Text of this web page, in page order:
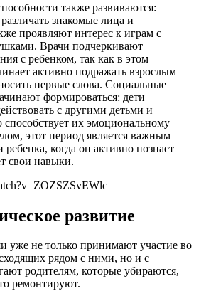
также развиваются:
знакомые лица и
проявляют интерес к играм с
Врачи подчеркивают
с ребенком, так как в этом
активно подражать взрослым
первые слова. Социальные
формироваться: дети
с другими детьми и
способствует их эмоциональному
этот период является важным
когда он активно познает
свои навыки.
развитие
уже не только принимают участие во
рядом с ними, но и с
родителям, которые убираются,
ремонтируют.